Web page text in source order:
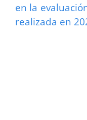
en la
realizada en